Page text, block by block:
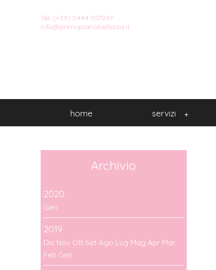
Tel. (+39) 0444.507247
info@primopianobellezza.it
home +
servizi
Archivio
2020
Gen
2019
Dic Nov Ott Set Ago Lug Mag Apr Mar
Feb Gen